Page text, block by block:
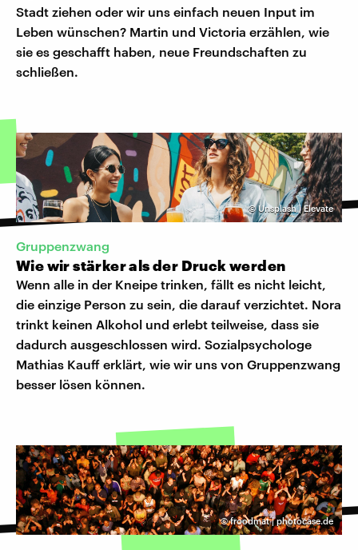
Stadt ziehen oder wir uns einfach neuen Input im
Leben wünschen? Martin und Victoria erzählen, wie
sie es geschafft haben, neue Freundschaften zu
schließen.
©Unsplash | Elevate
Gruppenzwang
Wie wir stärker als der Druck werden
Wenn alle in der Kneipe trinken, fällt es nicht leicht,
die einzige Person zu sein, die darauf verzichtet. Nora
trinkt keinen Alkohol und erlebt teilweise, dass sie
dadurch ausgeschlossen wird. Sozialpsychologe
Mathias Kauff erklärt, wie wir uns von Gruppenzwang
besser lösen können.
©froodmat | photocase.de